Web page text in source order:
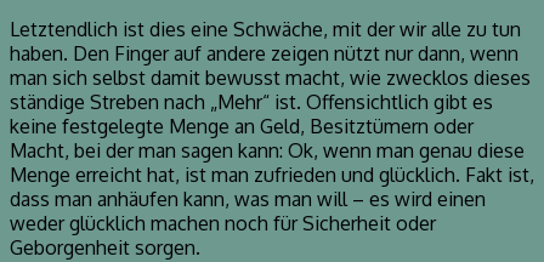
Letztendlich ist dies eine Schwäche, mit der wir alle zu tun
haben. Den Finger auf andere zeigen nützt nur dann, wenn
man sich selbst damit bewusst macht, wie zwecklos dieses
ständige Streben nach „Mehr“ ist. Offensichtlich gibt es
keine festgelegte Menge an Geld, Besitztümern oder
Macht, bei der man sagen kann: Ok, wenn man genau diese
Menge erreicht hat, ist man zufrieden und glücklich. Fakt ist,
dass man anhäufen kann, was man will – es wird einen
weder glücklich machen noch für Sicherheit oder
Geborgenheit sorgen.